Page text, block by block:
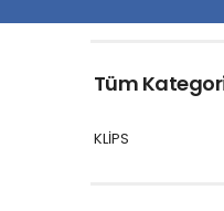
Tüm
KLİPS